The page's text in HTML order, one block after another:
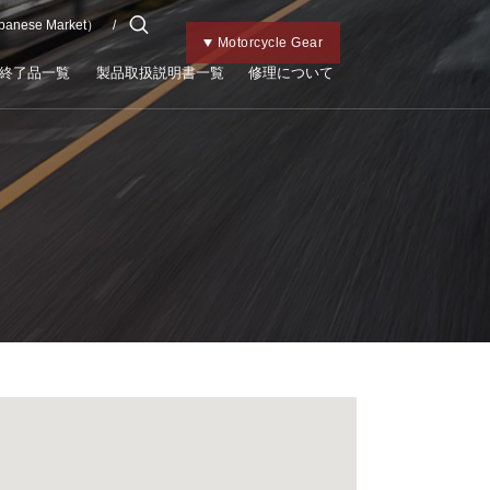
Motorcycle Gear
Kabutoトップ
Bicycle Gear
チャイルドメット
Market）
了品一覧 製品取扱説明書一覧 修理について